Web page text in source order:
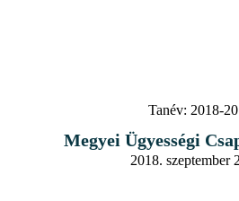
Tanév: 2018-
Megyei Ügyességi
2018. szeptember